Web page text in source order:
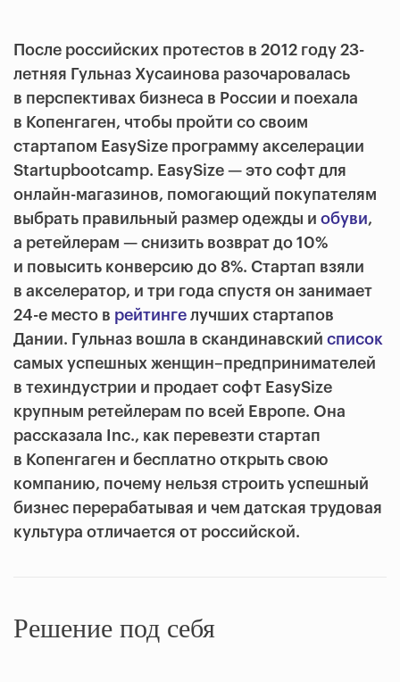
После российских протестов в 2012 году 23-
летняя Гульназ Хусаинова разочаровалась
в перспективах бизнеса в России и поехала
в Копенгаген, чтобы пройти со своим
стартапом EasySize программу акселерации
Startupbootcamp. EasySize — это софт для
онлайн-магазинов, помогающий покупателям
выбрать правильный размер одежды и обуви,
а ретейлерам — снизить возврат до 10%
и повысить конверсию до 8%. Стартап взяли
в акселератор, и три года спустя он занимает
24-е место в рейтинге лучших стартапов
Дании. Гульназ вошла в скандинавский список
самых успешных женщин–предпринимателей
в техиндустрии и продает софт EasySize
крупным ретейлерам по всей Европе. Она
рассказала Inc., как перевезти стартап
в Копенгаген и бесплатно открыть свою
компанию, почему нельзя строить успешный
бизнес перерабатывая и чем датская трудовая
культура отличается от российской.
Решение под себя